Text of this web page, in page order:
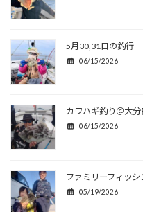
5月30,31日の釣行
06/15/2026
カワハギ釣り＠大分
06/15/2026
ファミリーフィッ
05/19/2026